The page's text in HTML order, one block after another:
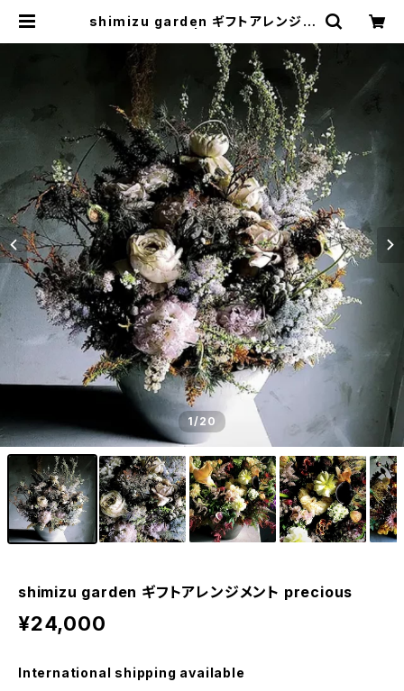
shimizu garden ギフトアレンジメ
1/20
shimizu garden ギフトアレンジメント precious
¥24,000
International shipping available